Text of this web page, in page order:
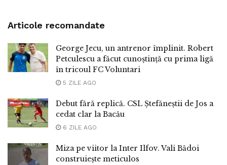
Articole recomandate
George Jecu, un antrenor împlinit. Robert
Petculescu a făcut cunoștință cu prima ligă
în tricoul FC Voluntari
5 ZILE AGO
Debut fără replică. CSL Ștefăneștii de Jos a
cedat clar la Bacău
6 ZILE AGO
Miza pe viitor la Inter Ilfov. Vali Bădoi
construiește meticulos